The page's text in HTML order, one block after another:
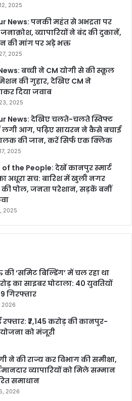
2025
News: पनकी महंत से अभद्रता पर
व्यापारियों ने बंद की दुकानें,
की मांग पर अड़े भक्त
2025
बच्ची ने CM योगी से की स्कूल
की गुहार, देखिए CM ने
दिया जवाब
2025
News: देखिए चलते-चलते स्विफ्ट
लगी आग, पढ़िए सायरन ने कैसे बचाई
की जान, करें सिर्फ एक क्लिक
2025
the People: देखें कानपुर स्मार्ट
अधूरा सच: बारिश में खुली नगर
पोल, जनता परेशान, सड़कें बनीं
2025
‘समिट बिल्डिंग’ में चल रहा था
का साइबर घोटाला: 40 युवतियों
गिरफ्तार
2026
₹7,145 करोड़ की कानपुर-
को मंजूरी
ने की राज्य कर विभाग की समीक्षा,
व्यापारियों को मिले सम्मान
समाधान
2026